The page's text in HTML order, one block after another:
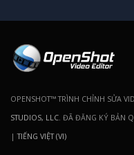
OPENSHOT™ TRÌNH CHỈNH SỬA
STUDIOS, LLC . ĐÃ ĐĂNG KÝ BẢN
|TIẾNG VIỆT (VI)